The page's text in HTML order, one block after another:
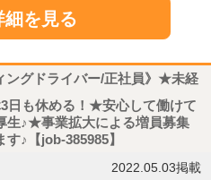
細を見る
ングドライバー/正社員》★未経
日も休める！★安心して働けて
生♪★事業拡大による増員募集
♪【job-385985】
2022.05.03掲載